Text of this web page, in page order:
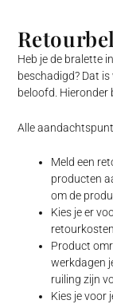
Heb je de bralette
beschadigd? Dat
beloofd. Hieronder
Alle
Meld een
producten
om de
Kies je er
Product
werkdagen
ruiling zijn
Kies je voor